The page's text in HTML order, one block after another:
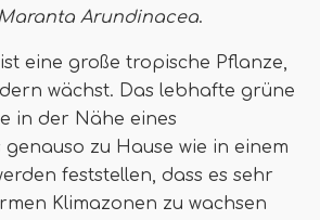
Arundinacea.
ist eine große tropische Pflanze,
wächst. Das lebhafte grüne
in der Nähe eines
zu Hause wie in einem
feststellen, dass es sehr
Klimazonen zu wachsen